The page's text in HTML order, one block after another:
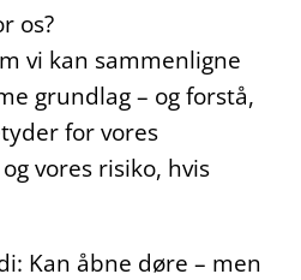
os?
vi kan sammenligne
grundlag – og forstå,
for vores
vores risiko, hvis
Kan åbne døre – men